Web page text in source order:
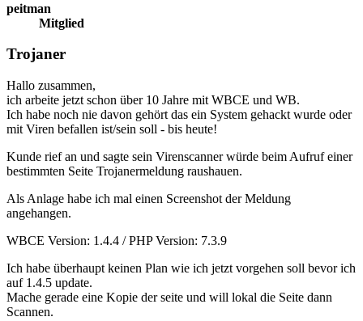
peitman
Mitglied
Trojaner
Hallo zusammen,
ich arbeite jetzt schon über 10 Jahre mit WBCE und WB.
Ich habe noch nie davon gehört das ein System gehackt wurde oder
mit Viren befallen ist/sein soll - bis heute!
Kunde rief an und sagte sein Virenscanner würde beim Aufruf einer
bestimmten Seite Trojanermeldung raushauen.
Als Anlage habe ich mal einen Screenshot der Meldung
angehangen.
WBCE Version: 1.4.4 / PHP Version: 7.3.9
Ich habe überhaupt keinen Plan wie ich jetzt vorgehen soll bevor ich
auf 1.4.5 update.
Mache gerade eine Kopie der seite und will lokal die Seite dann
Scannen.